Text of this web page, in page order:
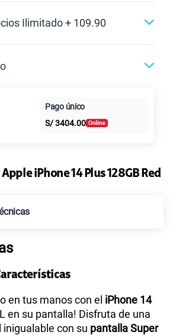
Ilimitado + 109.90
125GBen alta velocidad
S/
95.90
Cuotas Claro
intereses
Pago único
S/3404.00
Apple iPhone 14 Plus 128GB Red
iOS 17
en tus manos con el iPhone 14
en su pantalla! Disfruta de una
con su pantalla Super